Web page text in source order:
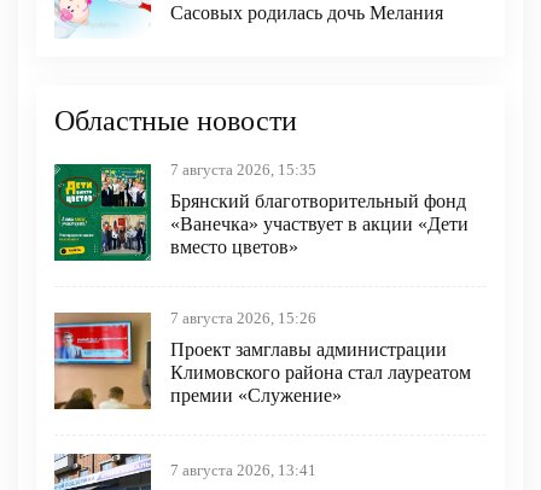
Сасовых родилась дочь Мелания
Областные новости
7 августа 2026, 15:35
Брянский благотворительный фонд
«Ванечка» участвует в акции «Дети
вместо цветов»
7 августа 2026, 15:26
Проект замглавы администрации
Климовского района стал лауреатом
премии «Служение»
7 августа 2026, 13:41